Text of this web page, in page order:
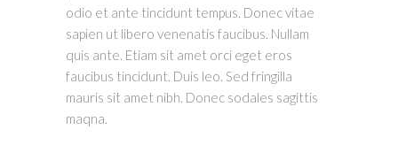
odio et ante tincidunt tempus. Donec vitae
sapien ut libero venenatis faucibus. Nullam
quis ante. Etiam sit amet orci eget eros
faucibus tincidunt. Duis leo. Sed fringilla
mauris sit amet nibh. Donec sodales sagittis
maqna.